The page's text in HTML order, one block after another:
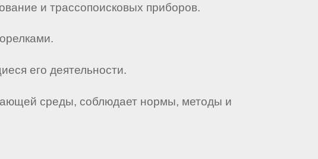
и трассопоисковых приборов.
его деятельности.
среды, соблюдает нормы, методы и